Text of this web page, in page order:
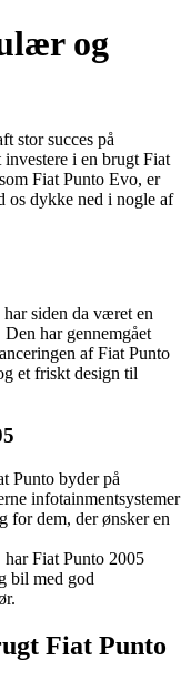
og
stor succes på
i en brugt Fiat
Fiat Punto Evo, er
os dykke ned i nogle af
siden da været en
har gennemgået
af Fiat Punto
et friskt design til
Punto byder på
infotainmentsystemer
for dem, der ønsker en
Fiat Punto 2005
bil med god
Fiat Punto